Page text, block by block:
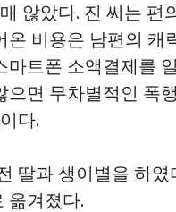
않았다. 진 씨는 편
온 비용은 남편의 캐
마트폰 소액결제를
으면 무차별적인 폭
다.
딸과 생이별을 하
옮겨졌다.